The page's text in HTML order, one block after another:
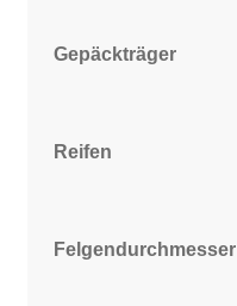
Gepäckträger
Reifen
Felgendurchmesser